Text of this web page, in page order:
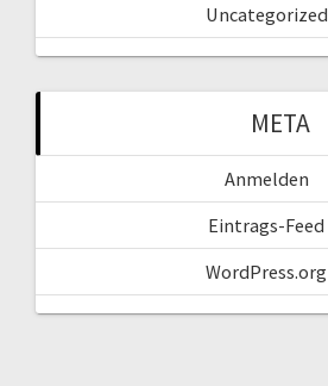
Uncategorized
META
Anmelden
Eintrags-Feed
WordPress.org